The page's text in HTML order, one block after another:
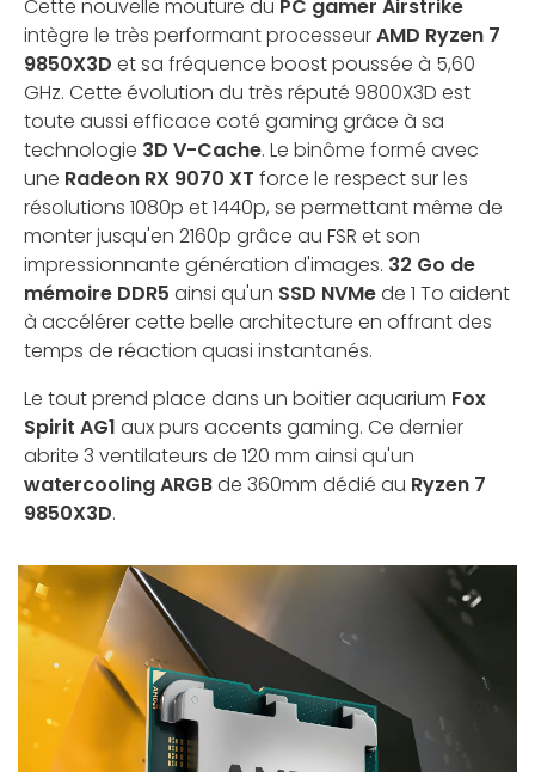
Cette nouvelle mouture du PC gamer Airstrike
intègre le très performant processeurAMD Ryzen 7
9850X3D et sa fréquence boost poussée à 5,60
GHz. Cette évolution du très réputé 9800X3D est
toute aussi efficace coté gaming grâce à sa
technologie 3D V-Cache. Le binôme formé avec
une Radeon RX 9070 XT force le respect sur les
résolutions 1080p et 1440p, se permettant même de
monter jusqu'en 2160p grâce au FSR et son
impressionnante génération d'images. 32 Go de
mémoire DDR5 ainsi qu'un SSD NVMede 1 To aident
à accélérer cette belle architecture en offrant des
temps de réaction quasi instantanés.
Le tout prend place dans un boitier aquarium Fox
Spirit AG1 aux purs accents gaming. Ce dernier
abrite 3 ventilateurs de 120 mm ainsi qu'un
watercooling ARGBde 360mm dédié au Ryzen 7
9850X3D.